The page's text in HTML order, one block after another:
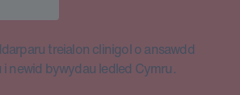
treialon clinigol o ansawdd
i newid bywydau ledled Cymru.